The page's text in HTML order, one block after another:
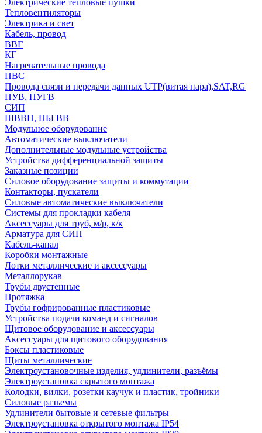
Электрические тепловые пушки
Тепловентиляторы
Электрика и свет
Кабель, провод
ВВГ
КГ
Нагревательные провода
ПВС
Провода связи и передачи данных UTP(витая пара),SAT,RG
ПУВ, ПУГВ
СИП
ШВВП, ПБГВВ
Модульное оборудование
Автоматические выключатели
Дополнительные модульные устройства
Устройства дифференциальной защиты
Заказные позиции
Силовое оборудование защиты и коммутации
Контакторы, пускатели
Силовые автоматические выключатели
Системы для прокладки кабеля
Аксессуары для труб, м/р, к/к
Арматура для СИП
Кабель-канал
Коробки монтажные
Лотки металлические и аксессуары
Металлорукав
Трубы двустенные
Протяжка
Трубы гофрированные пластиковые
Устройства подачи команд и сигналов
Щитовое оборудование и аксессуары
Аксессуары для щитового оборудования
Боксы пластиковые
Щиты металлические
Электроустановочные изделия, удлинители, разъёмы
Электроустановка скрытого монтажа
Колодки, вилки, розетки каучук и пластик, тройники
Силовые разъемы
Удлинители бытовые и сетевые фильтры
Электроустановка открытого монтажа IP54